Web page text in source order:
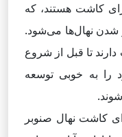
کاشت هستند، که
شدن نهال‌ها می‌شود.
تا قبل از شروع
را به خوبی توسعه
کاشت نهال صنوبر